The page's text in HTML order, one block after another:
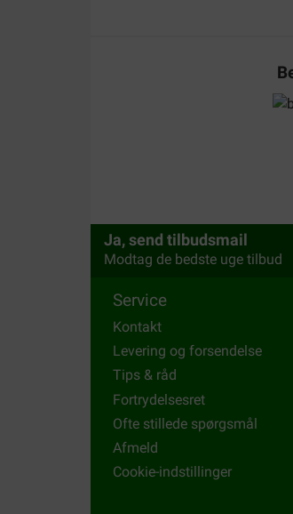
Ja, send tilbudsmail
Modtag de bedste uge tilbud
Service
Kontakt
Levering og forsendelse
Tips & råd
Fortrydelsesret
Ofte stillede spørgsmål
Afmeld
Cookie-indstillinger